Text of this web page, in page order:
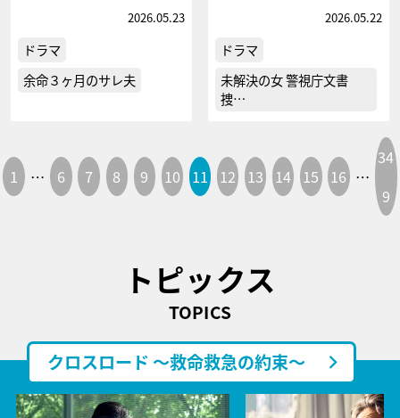
2026.05.23
ドラマ
余命３ヶ月のサレ夫
2026.05.22
ドラマ
未解決の女 警視庁文書
捜…
1 … 6 7 8 9 10 11 12 13 14 15 16 …
34
9
トピックス
TOPICS
クロスロード ～救命救急の約束～